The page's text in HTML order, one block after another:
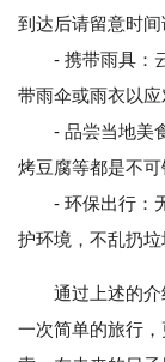
到达后请留意时间
- 携带雨具：云
带雨伞或雨衣以应
- 品尝当地美食
烤豆腐等都是不可
- 环保出行：无
护环境，不乱扔垃
通过上述的
一次简单的旅行